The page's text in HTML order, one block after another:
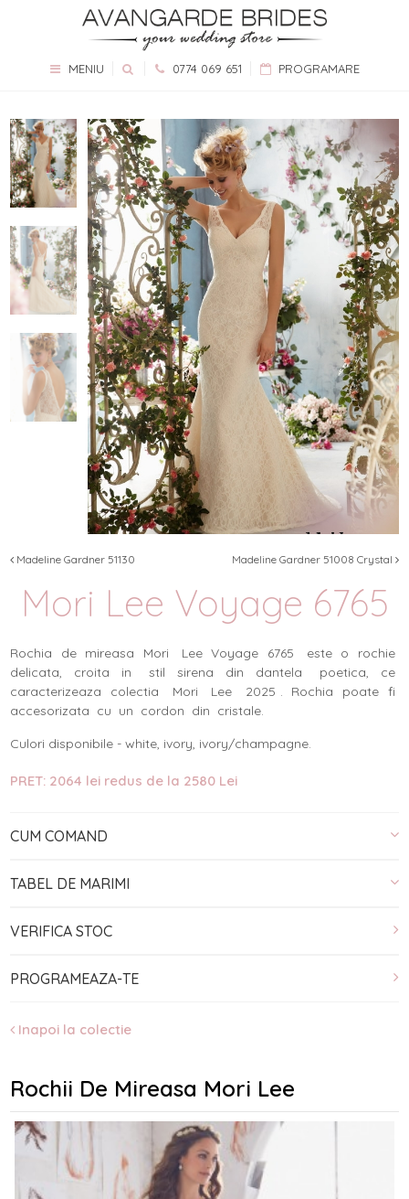
MENIU 0774 069 651 PROGRAMARE
Madeline Gardner 51130 Madeline Gardner 51008 Crystal
Mori Lee Voyage 6765
Rochia de mireasa Mori Lee Voyage 6765 este o rochie
delicata, croita in stil sirena din dantela poetica, ce
caracterizeaza colectia Mori Lee 2025 . Rochia poate fi
accesorizata cu un cordon din cristale.
Culori disponibile - white, ivory, ivory/champagne.
PRET: 2064 lei redus de la 2580 Lei
CUM COMAND
TABEL DE MARIMI
VERIFICA STOC
PROGRAMEAZA-TE
Inapoi la colectie
Rochii De Mireasa Mori Lee